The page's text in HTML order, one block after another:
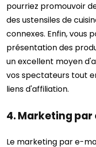
pourriez promouvoir
des ustensiles de
connexes. Enfin, vous
présentation des
un excellent moyen
vos spectateurs tout
liens d'affiliation.
4. Marketing
Le marketing par e-